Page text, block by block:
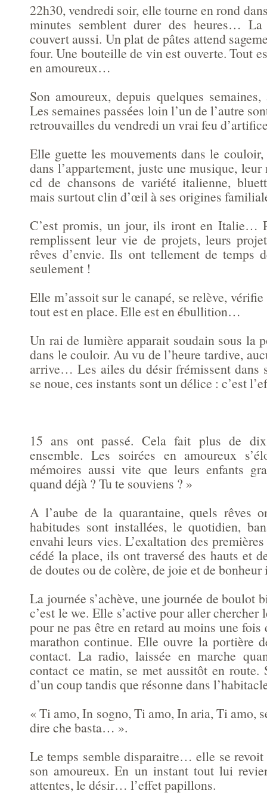
22h30, vendredi soir, elle tourne en rond
minutes semblent durer des heures…
couvert aussi. Un plat de pâtes attend
four. Une bouteille de vin est ouverte. Tout
en amoureux…
Son amoureux, depuis quelques
Les semaines passées loin l’un de l’autre
retrouvailles du vendredi un vrai feu
Elle guette les mouvements dans le
dans l’appartement, juste une musique,
cd de chansons de variété italienne,
mais surtout clin d’œil à ses origines
C’est promis, un jour, ils iront en Italie…
remplissent leur vie de projets, leurs
rêves d’envie. Ils ont tellement de temps
seulement !
Elle m’assoit sur le canapé, se relève,
tout est en place. Elle est en ébullition…
Un rai de lumière apparait soudain sous la
dans le couloir. Au vu de l’heure tardive,
arrive… Les ailes du désir frémissent dans
se noue, ces instants sont un délice : c’est
15 ans ont passé. Cela fait plus de
ensemble. Les soirées en amoureux
mémoires aussi vite que leurs enfants
quand déjà ? Tu te souviens ? »
A l’aube de la quarantaine, quels rêves
habitudes sont installées, le quotidien,
envahi leurs vies. L’exaltation des
cédé la place, ils ont traversé des hauts et
de doutes ou de colère, de joie et de bonheur
La journée s’achève, une journée de boulot
c’est le we. Elle s’active pour aller chercher
pour ne pas être en retard au moins une fois
marathon continue. Elle ouvre la portière
contact. La radio, laissée en marche
contact ce matin, se met aussitôt en route.
d’un coup tandis que résonne dans
« Ti amo, In sogno, Ti amo, In aria, Ti amo,
dire che basta… ».
Le temps semble disparaitre… elle se
son amoureux. En un instant tout lui
attentes, le désir… l’effet papillons.